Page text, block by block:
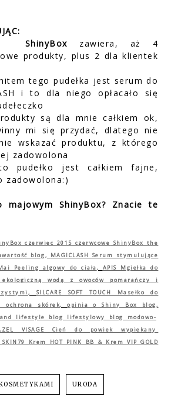
ShinyBox zawiera, aż 4
produkty, plus 2 dla klientek
tego pudełka jest serum do
i to dla niego opłacało się
są dla mnie całkiem ok,
mi się przydać, dlatego nie
wskazać produktu, z którego
zadowolona
pudełko jest całkiem fajne,
zadowolona:)
majowym ShinyBox? Znacie te
czerwiec 2015 czerwcowe ShinyBox the
blog,
MAGICLASH Serum stymulujące
Peeling algowy do ciała, APIS Mgiełka do
wodą z owoców pomarańczy i
, SILCARE SOFT TOUCH Masełko do
ochrona skórek,opinia o Shiny Box blog,
lifestyle blog lifestylowy blog modowo-
VISAGE Cień do powiek wypiekany
SKIN79 Krem HOT PINK BB & Krem VIP GOLD
URODA